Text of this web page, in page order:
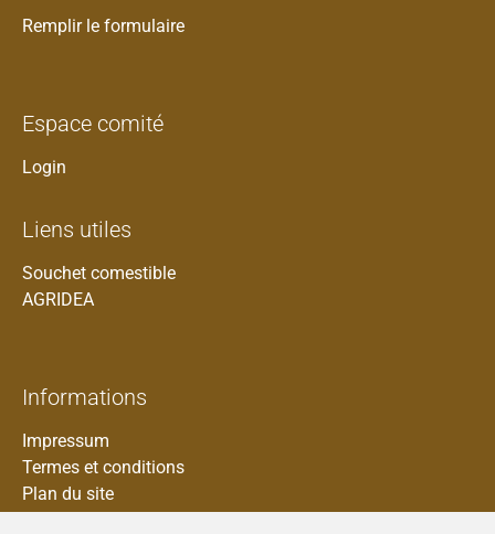
Remplir le formulaire
Espace comité
Login
Liens utiles
Souchet comestible
AGRIDEA
Informations
Impressum
Termes et conditions
Plan du site